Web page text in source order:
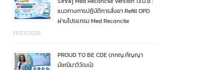
แนวทางการปฏิบัติการสั่งยา Refill OPD
ผ่านโปรแกรม Med Reconcile
31/07/2026
PROUD TO BE CDE (ภกญ.กัญญา
มัชฌิมาวิวัฒน์)